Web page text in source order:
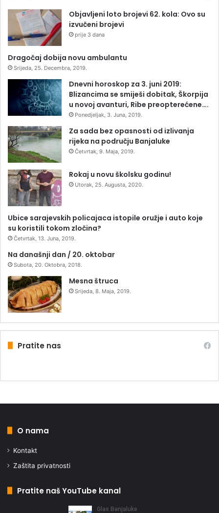
Objavljeni loto brojevi 62. kola: Ovo su
izvučeni brojevi
prije 3 dana
Dragočaj dobija novu ambulantu
Srijeda, 25. Decembra, 2019.
Dnevni horoskop za 3. juni 2019:
Blizancima se smiješi dobitak, Škorpija
u novoj avanturi, Ribe preopterećene….
Ponedjeljak, 3. Juna, 2019.
Za sada bez opasnosti od izlivanja
rijeka na području Banjaluke
Četvrtak, 9. Maja, 2019.
Rokaj u novu školsku godinu!
Utorak, 25. Augusta, 2020.
Ubice sarajevskih policajaca istopile oružje i auto koje
su koristili tokom zločina?
Četvrtak, 13. Juna, 2019.
Na današnji dan / 20. oktobar
Subota, 20. Oktobra, 2018.
Mesna štruca
Srijeda, 8. Maja, 2019.
Pratite nas
O nama
Kontakt
Zaštita privatnosti
Pratite naš YouTube kanal